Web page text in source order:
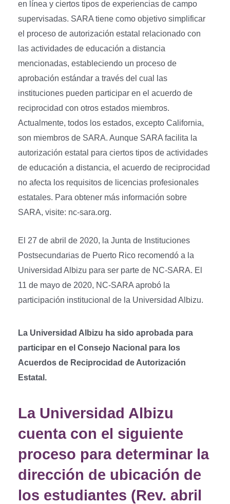
en línea y ciertos tipos de experiencias de campo
supervisadas. SARA tiene como objetivo simplificar
el proceso de autorización estatal relacionado con
las actividades de educación a distancia
mencionadas, estableciendo un proceso de
aprobación estándar a través del cual las
instituciones pueden participar en el acuerdo de
reciprocidad con otros estados miembros.
Actualmente, todos los estados, excepto California,
son miembros de SARA. Aunque SARA facilita la
autorización estatal para ciertos tipos de actividades
de educación a distancia, el acuerdo de reciprocidad
no afecta los requisitos de licencias profesionales
estatales. Para obtener más información sobre
SARA, visite: nc-sara.org.
El 27 de abril de 2020, la Junta de Instituciones
Postsecundarias de Puerto Rico recomendó a la
Universidad Albizu para ser parte de NC-SARA. El
11 de mayo de 2020, NC-SARA aprobó la
participación institucional de la Universidad Albizu.
La Universidad Albizu ha sido aprobada para
participar en el Consejo Nacional para los
Acuerdos de Reciprocidad de Autorización
Estatal .
La Universidad Albizu
cuenta con el siguiente
proceso para determinar la
dirección de ubicación de
los estudiantes (Rev. abril